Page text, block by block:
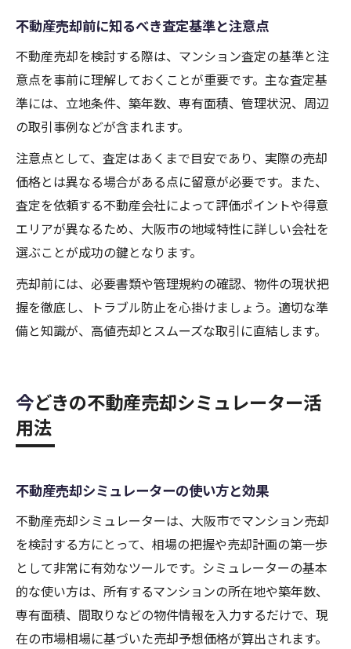
不動産売却前に知るべき査定基準と注意点
不動産売却を検討する際は、マンション査定の基準と注
意点を事前に理解しておくことが重要です。主な査定基
準には、立地条件、築年数、専有面積、管理状況、周辺
の取引事例などが含まれます。
注意点として、査定はあくまで目安であり、実際の売却
価格とは異なる場合がある点に留意が必要です。また、
査定を依頼する不動産会社によって評価ポイントや得意
エリアが異なるため、大阪市の地域特性に詳しい会社を
選ぶことが成功の鍵となります。
売却前には、必要書類や管理規約の確認、物件の現状把
握を徹底し、トラブル防止を心掛けましょう。適切な準
備と知識が、高値売却とスムーズな取引に直結します。
今どきの不動産売却シミュレーター活
用法
不動産売却シミュレーターの使い方と効果
不動産売却シミュレーターは、大阪市でマンション売却
を検討する方にとって、相場の把握や売却計画の第一歩
として非常に有効なツールです。シミュレーターの基本
的な使い方は、所有するマンションの所在地や築年数、
専有面積、間取りなどの物件情報を入力するだけで、現
在の市場相場に基づいた売却予想価格が算出されます。